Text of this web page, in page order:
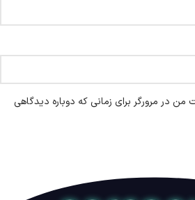
من در مرورگر برای زمانی که دوباره دیدگاهی